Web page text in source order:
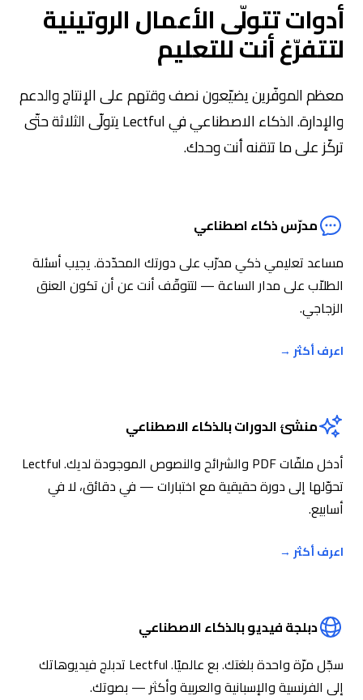
أدوات تتولّى الأعمال الروتينية
لتتفرّغ أنت للتعليم
معظم الموفّرين يضيّعون نصف وقتهم على الإنتاج والدعم
والإدارة. الذكاء الاصطناعي في Lectful يتولّى الثلاثة حتّى
تركّز على ما تتقنه أنت وحدك.
مدرّس ذكاء اصطناعي
مساعد تعليمي ذكي مدرّب على دورتك المحدّدة. يجيب أسئلة
الطلاّب على مدار الساعة — لتتوقّف أنت عن أن تكون العنق
الزجاجي.
اعرف أكثر →
منشئ الدورات بالذكاء الاصطناعي
أدخل ملفّات PDF والشرائح والنصوص الموجودة لديك. Lectful
تحوّلها إلى دورة حقيقية مع اختبارات — في دقائق، لا في
أسابيع.
اعرف أكثر →
دبلجة فيديو بالذكاء الاصطناعي
سجّل مرّة واحدة بلغتك. بع عالميًا. Lectful تدبلج فيديوهاتك
إلى الفرنسية والإسبانية والعربية وأكثر — بصوتك.